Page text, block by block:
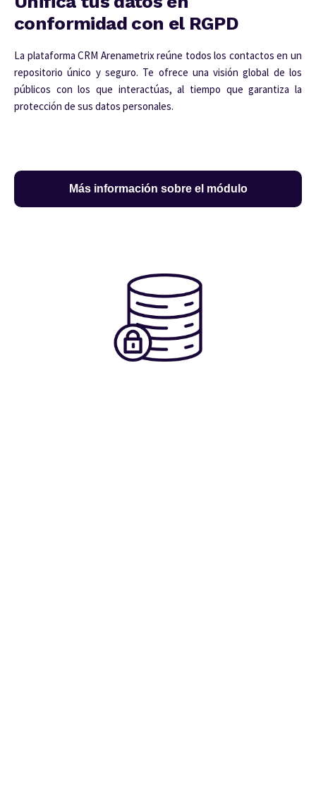
conformidad con el RGPD
La plataforma CRM Arenametrix reúne todos los contactos en un
repositorio único y seguro. Te ofrece una visión global de los
públicos con los que interactúas, al tiempo que garantiza la
protección de sus datos personales.
Más información sobre el módulo